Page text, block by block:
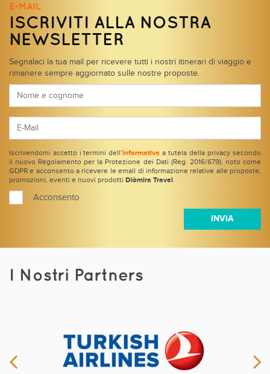
E-MAIL
ISCRIVITI ALLA NOSTRA
NEWSLETTER
Segnalaci la tua mail per ricevere tutti i nostri itinerari di viaggio e
rimanere sempre aggiornato sulle nostre proposte.
Iscrivendomi accetto i termini dell’ informativa a tutela della privacy secondo
il nuovo Regolamento per la Protezione dei Dati (Reg. 2016/679), noto come
GDPR e acconsento a ricevere le email di informazione relative alle proposte,
promozioni, eventi e nuovi prodotti Diòmira Travel .
Acconsento
I Nostri Partners